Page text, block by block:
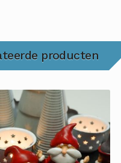
producten